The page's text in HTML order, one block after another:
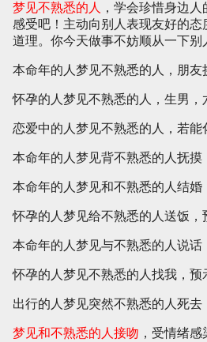
梦见不熟悉的人
，学会珍惜身边
感受吧！主动向别人表现友好的
道理。你今天做事不妨顺从一下别
本命年的人梦见不熟悉的人，朋友
怀孕的人梦见不熟悉的人，生男，
恋爱中的人梦见不熟悉的人，若能
本命年的人梦见背不熟悉的人抚摸
本命年的人梦见和不熟悉的人结婚
怀孕的人梦见给不熟悉的人送饭，
本命年的人梦见与不熟悉的人说话
怀孕的人梦见不熟悉的人找我，预
出行的人梦见突然不熟悉的人死去
梦见和不熟悉的人接吻 ，受情绪